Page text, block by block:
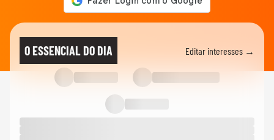
O ESSENCIAL DO DIA Editar interesses →